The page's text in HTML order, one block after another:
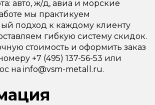
авто, ж/д, авиа и морские
мы практикуем
подход к каждому клиенту
гибкую систему скидок.
стоимость и оформить заказ
+7 (495) 137-56-53 или
на info@vsm-metall.ru.